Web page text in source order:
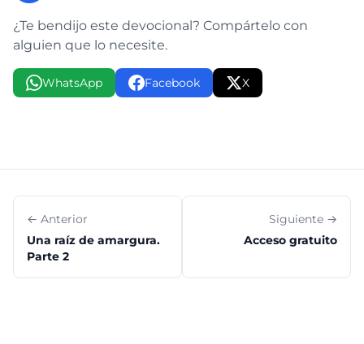
¿Te bendijo este devocional? Compártelo con
alguien que lo necesite.
WhatsApp Facebook X
← Anterior
Una raíz de amargura.
Parte 2
Siguiente →
Acceso gratuito